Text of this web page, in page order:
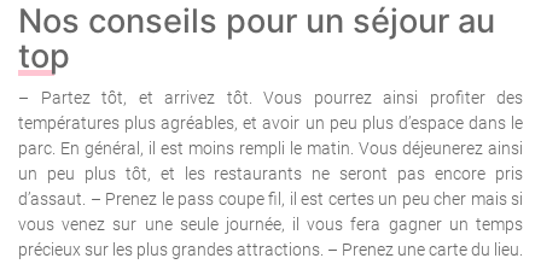
Nos conseils pour un séjour au
top
– Partez tôt, et arrivez tôt. Vous pourrez ainsi profiter des
températures plus agréables, et avoir un peu plus d’espace dans le
parc. En général, il est moins rempli le matin. Vous déjeunerez ainsi
un peu plus tôt, et les restaurants ne seront pas encore pris
d’assaut. – Prenez le pass coupe fil, il est certes un peu cher mais si
vous venez sur une seule journée, il vous fera gagner un temps
précieux sur les plus grandes attractions. – Prenez une carte du lieu.